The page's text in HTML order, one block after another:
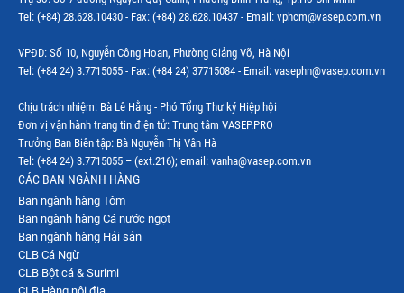
Tel: (+84) 28.628.10430 - Fax: (+84) 28.628.10437 - Email: vphcm@vasep.com.vn
VPĐD: Số 10, Nguyễn Công Hoan, Phường Giảng Võ, Hà Nội
Tel: (+84 24) 3.7715055 - Fax: (+84 24) 37715084 - Email: vasephn@vasep.com.vn
Chịu trách nhiệm: Bà Lê Hằng - Phó Tổng Thư ký Hiệp hội
Đơn vị vận hành trang tin điện tử: Trung tâm VASEP.PRO
Trưởng Ban Biên tập: Bà Nguyễn Thị Vân Hà
Tel: (+84 24) 3.7715055 – (ext.216); email: vanha@vasep.com.vn
CÁC BAN NGÀNH HÀNG
Ban ngành hàng Tôm
Ban ngành hàng Cá nước ngọt
Ban ngành hàng Hải sản
CLB Cá Ngừ
CLB Bột cá & Surimi